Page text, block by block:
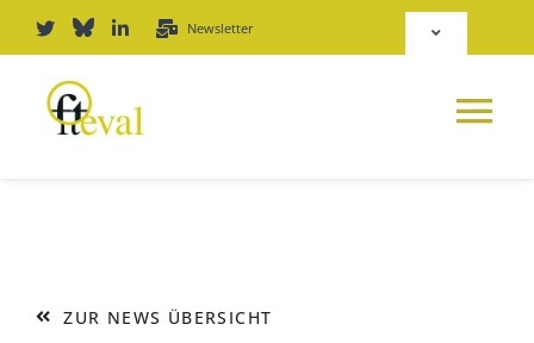
Inhalt
springen
Newsletter
Toggle
Deutsch
Login
ZUR NEWS ÜBERSICHT